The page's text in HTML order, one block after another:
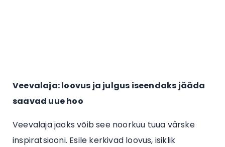
Veevalaja: loovus ja julgus iseendaks jääda
saavad uue hoo
Veevalaja jaoks võib see noorkuu tuua värske
inspiratsiooni. Esile kerkivad loovus, isiklik